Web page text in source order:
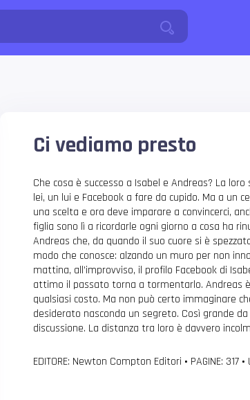
Ci vediamo presto
Che cosa è successo a Isabel e Andreas? La
lei, un lui e Facebook a fare da cupido. Ma a un
una scelta e ora deve imparare a convincerci,
figlia sono lì a ricordarle ogni giorno a cosa ha
Andreas che, da quando il suo cuore si è
modo che conosce: alzando un muro per non
mattina, all’improvviso, il profilo Facebook di
attimo il passato torna a tormentarlo. Andreas
qualsiasi costo. Ma non può certo immaginare
desiderato nasconda un segreto. Così grande
discussione. La distanza tra loro è davvero
EDITORE: Newton Compton Editori • PAGINE: 317 •